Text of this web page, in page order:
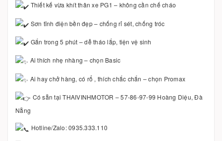
Thiết kế vừa khít thân xe PG1 – không cần chế cháo
Sơn tĩnh điện bền đẹp – chống rỉ sét, chống tróc
Gắn trong 5 phút – dễ tháo lắp, tiện vệ sinh
Ai thích nhẹ nhàng – chọn Basic
Ai hay chở hàng, có rổ , thích chắc chắn – chọn Promax
Có sẵn tại THAIVINHMOTOR – 57-86-97-99 Hoàng Diệu, Đà
Nẵng
Hotline/Zalo: 0935.333.110